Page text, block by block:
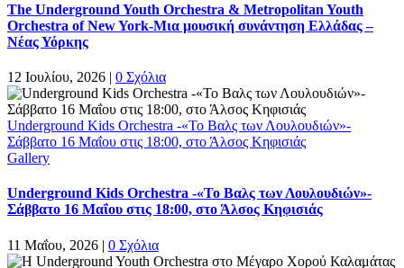
The Underground Youth Orchestra & Metropolitan Youth
Orchestra of New York-Μια μουσική συνάντηση Ελλάδας –
Νέας Υόρκης
12 Ιουλίου, 2026 | 0 Σχόλια
Underground Kids Orchestra -«Το Βαλς των Λουλουδιών»-
Σάββατο 16 Μαΐου στις 18:00, στο Άλσος Κηφισιάς
Gallery
Underground Kids Orchestra -«Το Βαλς των Λουλουδιών»-
Σάββατο 16 Μαΐου στις 18:00, στο Άλσος Κηφισιάς
11 Μαΐου, 2026 | 0 Σχόλια